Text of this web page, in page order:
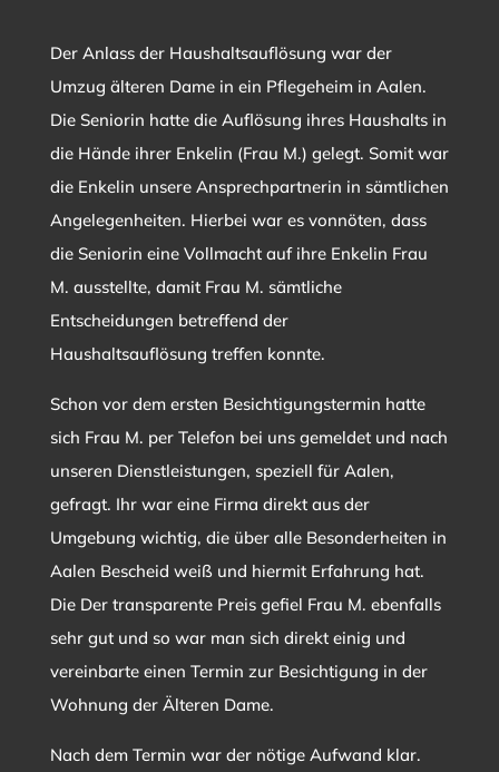
Der Anlass der Haushaltsauflösung war der
Umzug älteren Dame in ein Pflegeheim in Aalen.
Die Seniorin hatte die Auflösung ihres Haushalts in
die Hände ihrer Enkelin (Frau M.) gelegt. Somit war
die Enkelin unsere Ansprechpartnerin in sämtlichen
Angelegenheiten. Hierbei war es vonnöten, dass
die Seniorin eine Vollmacht auf ihre Enkelin Frau
M. ausstellte, damit Frau M. sämtliche
Entscheidungen betreffend der
Haushaltsauflösung treffen konnte.
Schon vor dem ersten Besichtigungstermin hatte
sich Frau M. per Telefon bei uns gemeldet und nach
unseren Dienstleistungen, speziell für Aalen,
gefragt. Ihr war eine Firma direkt aus der
Umgebung wichtig, die über alle Besonderheiten in
Aalen Bescheid weiß und hiermit Erfahrung hat.
Die Der transparente Preis gefiel Frau M. ebenfalls
sehr gut und so war man sich direkt einig und
vereinbarte einen Termin zur Besichtigung in der
Wohnung der Älteren Dame.
Nach dem Termin war der nötige Aufwand klar.